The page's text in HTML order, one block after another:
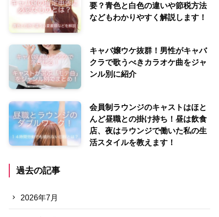
要？青色と白色の違いや節税方法
などもわかりやすく解説します！
キャバ嬢ウケ抜群！男性がキャバ
クラで歌うべきカラオケ曲をジャ
ンル別に紹介
会員制ラウンジのキャストはほと
んど昼職との掛け持ち！昼は飲食
店、夜はラウンジで働いた私の生
活スタイルを教えます！
過去の記事
2026年7月